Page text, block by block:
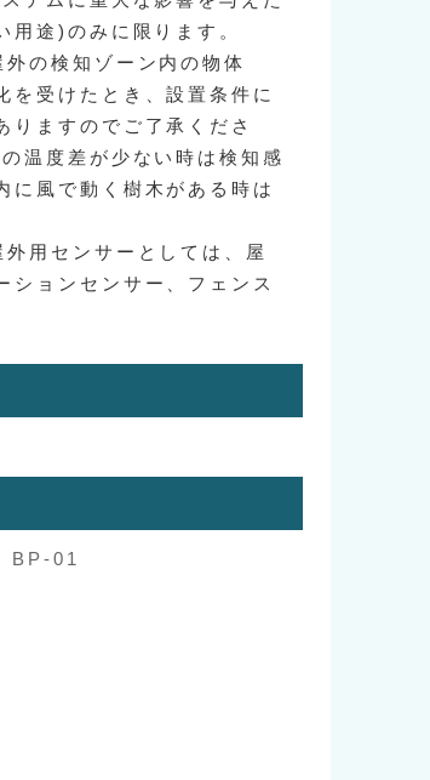
用途)のみに限ります。
の検知ゾーン内の物体
を受けたとき、設置条件に
りますのでご了承くださ
温度差が少ない時は検知感
に風で動く樹木がある時は
用センサーとしては、屋
ションセンサー、フェンス
BP-01